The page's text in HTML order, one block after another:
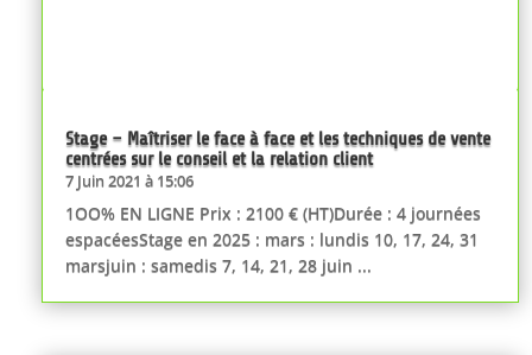
Stage – Maîtriser le face à face et les techniques de vente
centrées sur le conseil et la relation client
7 Juin 2021 à 15:06
1OO% EN LIGNE Prix : 2100 € (HT)Durée : 4 journées
espacéesStage en 2025 : mars : lundis 10, 17, 24, 31
marsjuin : samedis 7, 14, 21, 28 juin ...